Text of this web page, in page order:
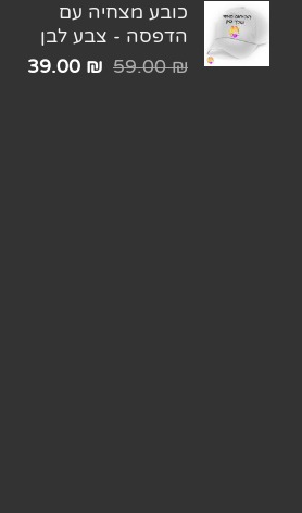
כובע מצחיה עם
הדפסה - צבע לבן
59.00₪
39.00 ₪